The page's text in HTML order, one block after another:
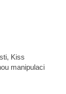
Kiss
manipulaci